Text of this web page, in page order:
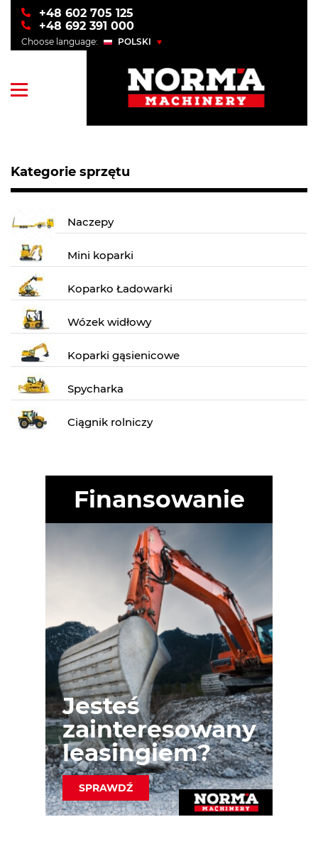
+48 602 705 125
+48 692 391 000
Choose language:
POLSKI
Kategorie sprzętu
Naczepy
Mini koparki
Koparko Ładowarki
Wózek widłowy
Koparki gąsienicowe
Spycharka
Ciągnik rolniczy
Finansowanie
Jesteś
zainteresowany
leasingiem?
SPRAWDŹ